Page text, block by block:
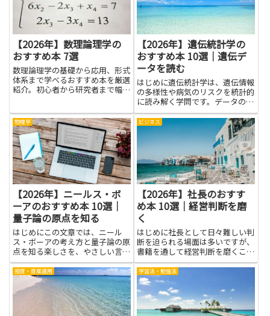
れ...
や...
【2026年】数理論理学の
おすすめ本 7選
数理論理学の基礎から応用、形式
体系まで学べるおすすめ本を厳選
紹介。初心者から研究者まで幅広
【2026年】遺伝統計学の
おすすめ本 10選｜遺伝デ
ータを読む
はじめに遺伝統計学は、遺伝情報
の多様性や病気のリスクを統計的
に読み解く学問です。データの背
後にある規則や傾向を理解するこ
とで、研究の意味や医療の可能性
を身近に感じられます。遺伝デー
タを読む視点を取り入れると、論
文の要点をつかむ力や、日常の
健...
物理学
【2026年】ニールス・ボ
ーアのおすすめ本 10選｜
量子論の原点を知る
はじめにこの文章では、ニール
ス・ボーアの考え方と量子論の原
点を知る楽しさを、やさしい言葉
でお伝えします。難しそうな話を
身近な例に結びつけて読み進める
と、科学のしくみが見えてきま
す。学ぶメリットは、物事の成り
立ちを別の視点でとらえられるよ
ビジネス
【2026年】社長のおすす
め本 10選｜経営判断を磨
く
はじめに社長として日々難しい判
断を迫られる場面は多いですが、
書籍を通して経営判断を磨くこと
は有効な方法です。本記事では社
長に向けたおすすめ本を紹介しま
す。良書は実務で使える考え方や
意思決定の枠組み、リスクの捉え
方、人や組織を動かすコミュニ
ケ...
投資・資産運用 学習法・勉強法